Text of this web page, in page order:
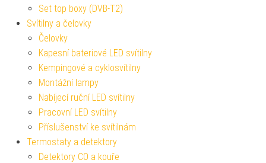
Set top boxy (DVB-T2)
Svítilny a čelovky
Čelovky
Kapesní bateriové LED svítilny
Kempingové a cyklosvítilny
Montážní lampy
Nabíjecí ruční LED svítilny
Pracovní LED svítilny
Příslušenství ke svítilnám
Termostaty a detektory
Detektory CO a kouře